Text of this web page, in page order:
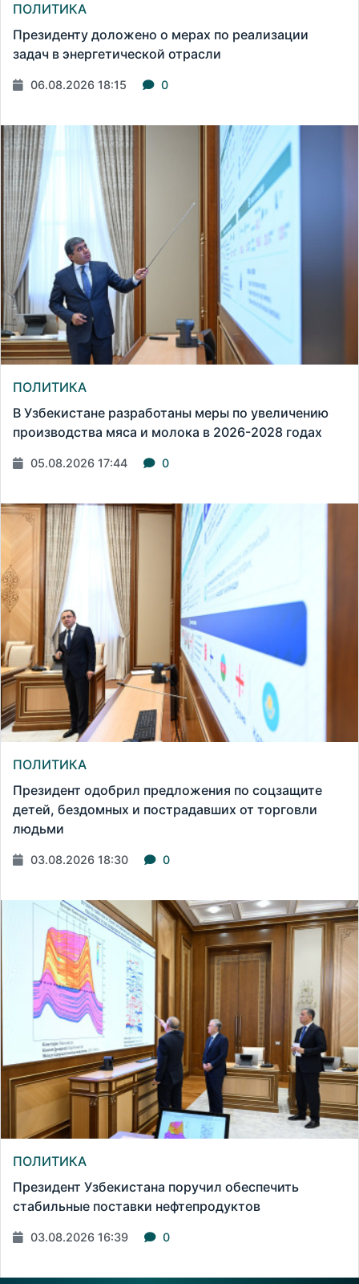
ПОЛИТИКА
Президенту доложено о мерах по реализации
задач в энергетической отрасли
06.08.2026 18:15 0
ПОЛИТИКА
В Узбекистане разработаны меры по увеличению
производства мяса и молока в 2026-2028 годах
05.08.2026 17:44 0
ПОЛИТИКА
Президент одобрил предложения по соцзащите
детей, бездомных и пострадавших от торговли
людьми
03.08.2026 18:30 0
ПОЛИТИКА
Президент Узбекистана поручил обеспечить
стабильные поставки нефтепродуктов
03.08.2026 16:39 0